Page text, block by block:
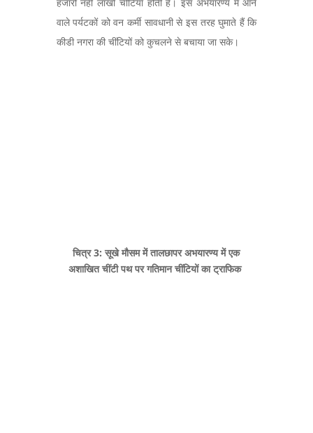
वाले पर्यटकों को वन कर्मी सावधानी से इस तरह घुमाते हैं कि
कीडी नगरा की चींटियों को कुचलने से बचाया जा सके।
चित्र 3: सूखे मौसम में तालछापर अभयारण्य में एक
अशाखित चींटी पथ पर गतिमान चींटियों का ट्राफिक